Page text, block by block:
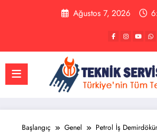
Ağustos 7, 2026
Başlangıç Genel Petrol İş